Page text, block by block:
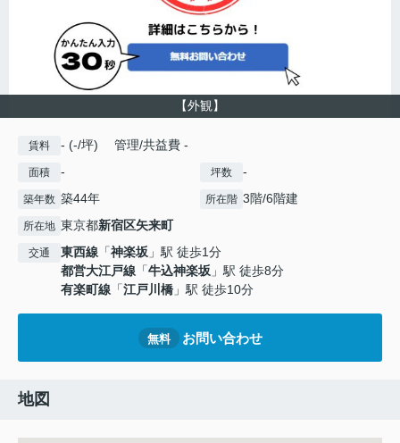
【外観】
賃料 - (-/坪) 管理/共益費 -
面積 - 坪数 -
築年数 築44年 所在階 3階/6階建
所在地 東京都新宿区矢来町
交通 東西線 「神楽坂 」駅 徒歩1分
都営大江戸線 「牛込神楽坂 」駅 徒歩8分
有楽町線 「江戸川橋 」駅 徒歩10分
無料 お問い合わせ
地図